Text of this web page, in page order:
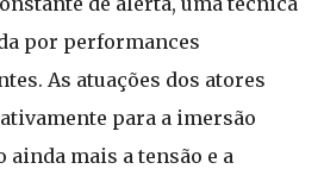
por performances
As atuações dos atores
para a imersão
ainda mais a tensão e a